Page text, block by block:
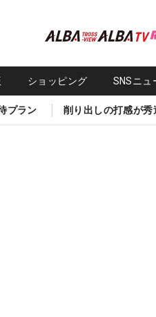
ショッピング SNSニュ
プラン 削り出しの打感が